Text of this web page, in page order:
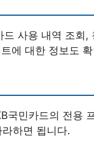
사용 내역 조회,
에 대한 정보도
국민카드의 전용
하면 됩니다.